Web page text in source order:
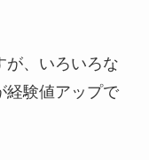
が、いろいろな
経験値アップで